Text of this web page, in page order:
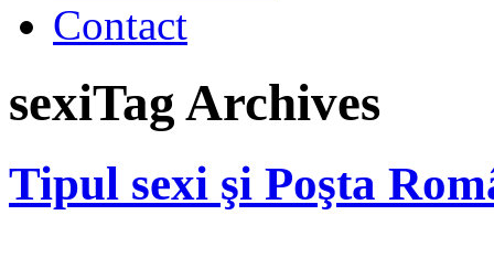
Contact
sexiTag Archives
Tipul sexi şi Poşta